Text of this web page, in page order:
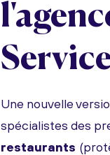
Une nouvelle
spécialistes des
restaurants